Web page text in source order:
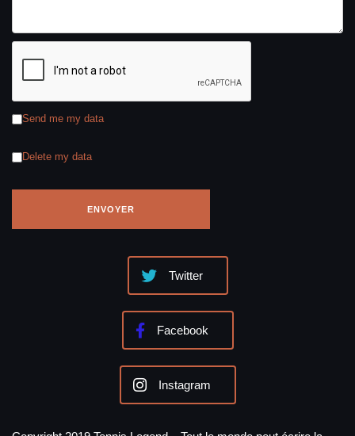
Send me my data
Delete my data
Twitter
Facebook
Instagram